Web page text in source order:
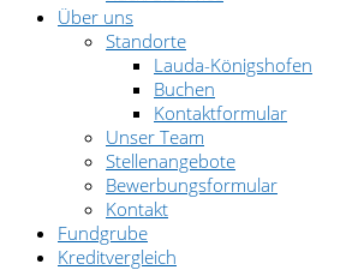
Über uns
Standorte
Lauda-Königshofen
Buchen
Kontaktformular
Unser Team
Stellenangebote
Bewerbungsformular
Kontakt
Fundgrube
Kreditvergleich